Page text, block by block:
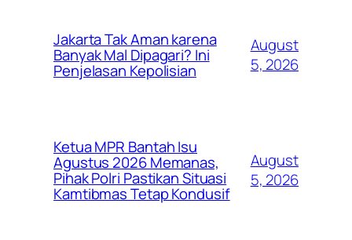
Jakarta Tak Aman karena
Banyak Mal Dipagari? Ini
Penjelasan Kepolisian
August
5, 2026
Ketua MPR Bantah Isu
Agustus 2026 Memanas,
Pihak Polri Pastikan Situasi
Kamtibmas Tetap Kondusif
August
5, 2026